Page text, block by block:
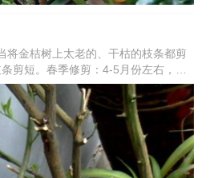
将金桔树上太老的、干枯的枝条都剪
剪短。春季修剪：4-5月份左右，要
，及时将它们抹除。花后修剪：7-8
以及病枝。